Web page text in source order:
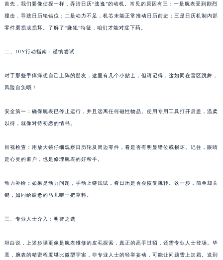
首先，我们要像侦探一样，弄清日历“逃逸”的动机。常见的原因有三：一是腕表受到剧烈
撞击，导致日历轮错位；二是动力不足，机芯未能正常推动日历前进；三是日历机制内部
零件磨损或损坏。了解了“嫌犯”特征，咱们才能对症下药。
二、DIY行动指南：谨慎尝试
对于那些手痒痒想自己上阵的朋友，这里有几个小贴士，但请记得，这如同在雷区跳舞，
风险自负哦！
安全第一：确保腕表已停止运行，并且远离任何磁性物品。使用专用工具打开后盖，温柔
以待，就像对待初恋的情书。
目视检查：用放大镜仔细观察日历轮及周边零件，看是否有明显错位或损坏。记住，眼睛
是心灵的窗户，也是修理腕表的好帮手。
动力补给：如果是动力问题，手动上链试试，看日历是否会恢复跳转。这一步，简单却关
键，如同给疲惫的马儿喂一把草料。
三、专业人士介入：明智之选
坦白说，上述步骤更像是腕表维修的皮毛探索，真正的高手过招，还需专业人士登场。毕
竟，腕表的精密程度堪比微型宇宙，非专业人士的轻举妄动，可能让问题雪上加霜。送到